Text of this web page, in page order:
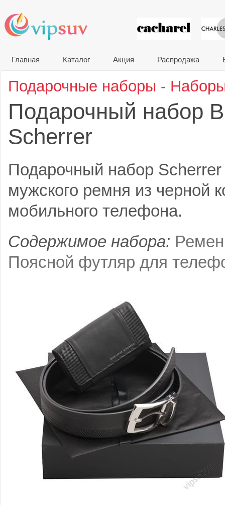
VIP
Главная Каталог Акция Распродажа
Подарочные наборы -
Подарочный набор
Scherrer
Подарочный набор
мужского ремня из черной
мобильного телефона.
Содержимое набора:
Поясной футляр для